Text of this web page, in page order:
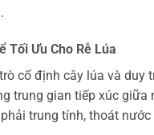
Tối Ưu Cho Rễ Lúa
cố định cây lúa và duy
trung gian tiếp xúc giữa
trung tính, thoát nước